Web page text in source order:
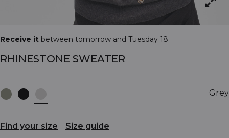
Receive it between tomorrow and Tuesday 18
RHINESTONE SWEATER
Grey
Find your size Size guide